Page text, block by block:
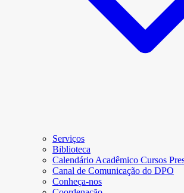
Serviços
Biblioteca
Calendário Acadêmico Cursos
Canal de Comunicação do DPO
Conheça-nos